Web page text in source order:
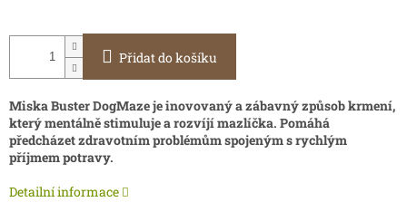
Přidat do košíku
Miska Buster DogMaze je inovovaný a zábavný způsob krmení,
který mentálně stimuluje a rozvíjí mazlíčka. Pomáhá
předcházet zdravotním problémům spojeným s rychlým
příjmem potravy.
Detailní informace